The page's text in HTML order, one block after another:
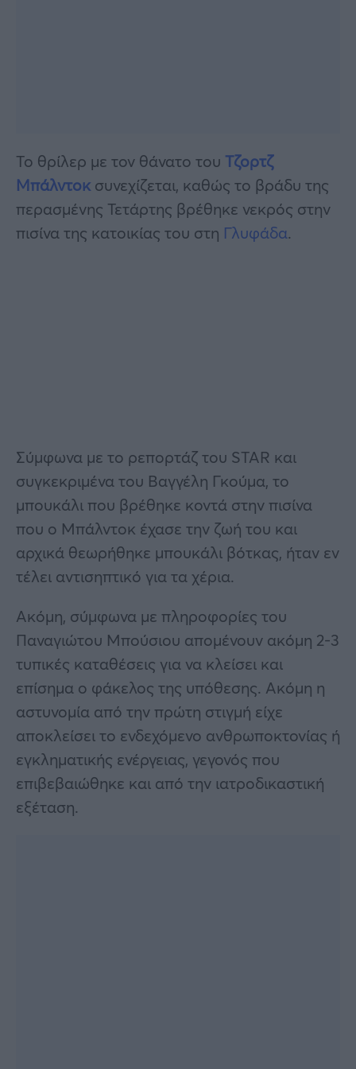
Το θρίλερ με τον θάνατο του Τζορτζ
Μπάλντοκσυνεχίζεται, καθώς το βράδυ της
περασμένης Τετάρτης βρέθηκε νεκρός στην
πισίνα της κατοικίας του στη Γλυφάδα.
Σύμφωνα με το ρεπορτάζ του STAR και
συγκεκριμένα του Βαγγέλη Γκούμα, το
μπουκάλι που βρέθηκε κοντά στην πισίνα
που ο Μπάλντοκ έχασε την ζωή του και
αρχικά θεωρήθηκε μπουκάλι βότκας, ήταν εν
τέλει αντισηπτικό για τα χέρια.
Ακόμη, σύμφωνα με πληροφορίες του
Παναγιώτου Μπούσιου απομένουν ακόμη 2-3
τυπικές καταθέσεις για να κλείσει και
επίσημα ο φάκελος της υπόθεσης. Ακόμη η
αστυνομία από την πρώτη στιγμή είχε
αποκλείσει το ενδεχόμενο ανθρωποκτονίας ή
εγκληματικής ενέργειας, γεγονός που
επιβεβαιώθηκε και από την ιατροδικαστική
εξέταση.